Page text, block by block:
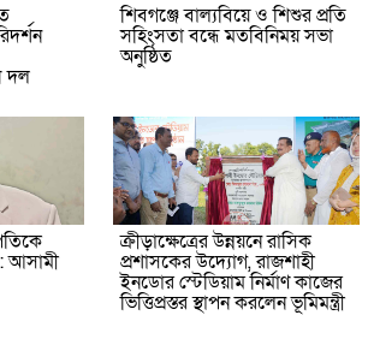
দল
শিবগঞ্জে বাল্যবিয়ে ও শিশুর প্রতি
সহিংসতা বন্ধে মতবিনিময় সভা
অনুষ্ঠিত
আসামী
ক্রীড়াক্ষেত্রের উন্নয়নে রাসিক
প্রশাসকের উদ্যোগ, রাজশাহী
ইনডোর স্টেডিয়াম নির্মাণ কাজের
ভিত্তিপ্রস্তর স্থাপন করলেন ভূমিমন্ত্রী